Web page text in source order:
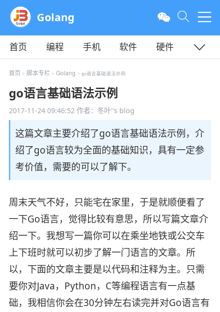
Golang
首页 编程 手机 软件
硬件
教程
平面 服务器
首页 > 脚本专栏> Golang > go语言基础语法示例
go语言基础语法示例
2017-11-24 09:46:52作者：冬叶''s blog
这篇文章主要介绍了go语言基础语法示例，介
绍了go语言较为全面的基础知识，具有一定参
考价值，需要的可以了解下。
周末天气不好，只能宅在家里，于是就顺便看了
一下Go语言，觉得比较有意思，所以写篇文章介
绍一下。我想写一篇你可以在乘坐地铁或公交车
上下班时就可以初步了解一门语言的文章。所
以，下面的文章主要是以代码和注释为主。只需
要你对Java，Python，C等编程语言有一点基
础，我相信你会在30分钟左右读完并对Go语言有